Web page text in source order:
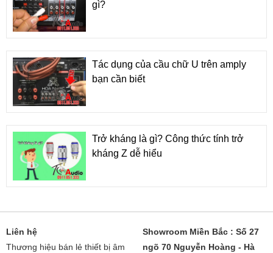
gì?
Tác dụng của cầu chữ U trên amply
bạn cần biết
Trở kháng là gì? Công thức tính trở
kháng Z dễ hiểu
Liên hệ
Thương hiệu bán lẻ thiết bị âm
Showroom Miền Bắc : Số 27
ngõ 70 Nguyễn Hoàng - Hà